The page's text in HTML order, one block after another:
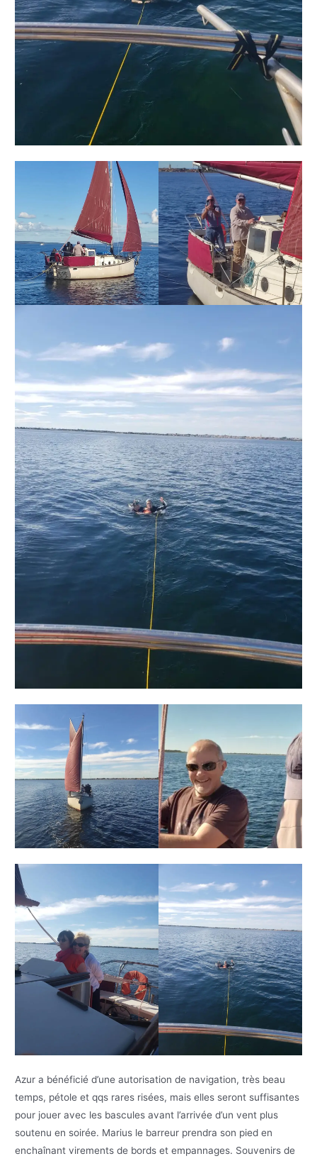
Azur a bénéficié d’une autorisation de navigation, très beau
temps, pétole et qqs rares risées, mais elles seront suffisantes
pour jouer avec les bascules avant l’arrivée d’un vent plus
soutenu en soirée. Marius le barreur prendra son pied en
enchaînant virements de bords et empannages. Souvenirs de